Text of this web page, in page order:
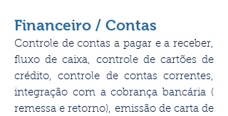
Financeiro / Contas
Controle de contas a pagar e a receber,
fluxo de caixa, controle de cartões de
crédito, controle de contas correntes,
integração com a cobrança bancária (
remessa e retorno), emissão de carta de